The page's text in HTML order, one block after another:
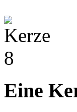
Eine